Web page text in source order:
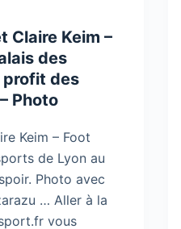
Claire Keim –
des
profit des
Photo
Keim – Foot
de Lyon au
Photo avec
… Aller à la
vous